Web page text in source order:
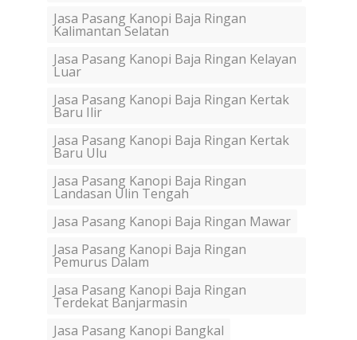
Jasa Pasang Kanopi Baja Ringan
Kalimantan Selatan
Jasa Pasang Kanopi Baja Ringan Kelayan
Luar
Jasa Pasang Kanopi Baja Ringan Kertak
Baru Ilir
Jasa Pasang Kanopi Baja Ringan Kertak
Baru Ulu
Jasa Pasang Kanopi Baja Ringan
Landasan Ulin Tengah
Jasa Pasang Kanopi Baja Ringan Mawar
Jasa Pasang Kanopi Baja Ringan
Pemurus Dalam
Jasa Pasang Kanopi Baja Ringan
Terdekat Banjarmasin
Jasa Pasang Kanopi Bangkal